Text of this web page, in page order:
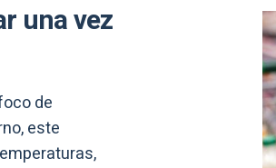
una vez
de
este